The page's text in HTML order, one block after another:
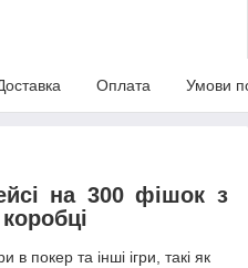
Оплата Умови
на 300 фішок з
в покер та інші ігри, такі як